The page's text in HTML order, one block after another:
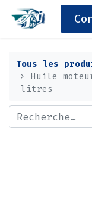
Tous les
Huile
litres